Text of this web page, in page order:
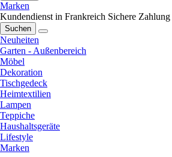
Marken
Kundendienst in Frankreich Sichere Zahlung
Suchen
Neuheiten
Garten - Außenbereich
Möbel
Dekoration
Tischgedeck
Heimtextilien
Lampen
Teppiche
Haushaltsgeräte
Lifestyle
Marken